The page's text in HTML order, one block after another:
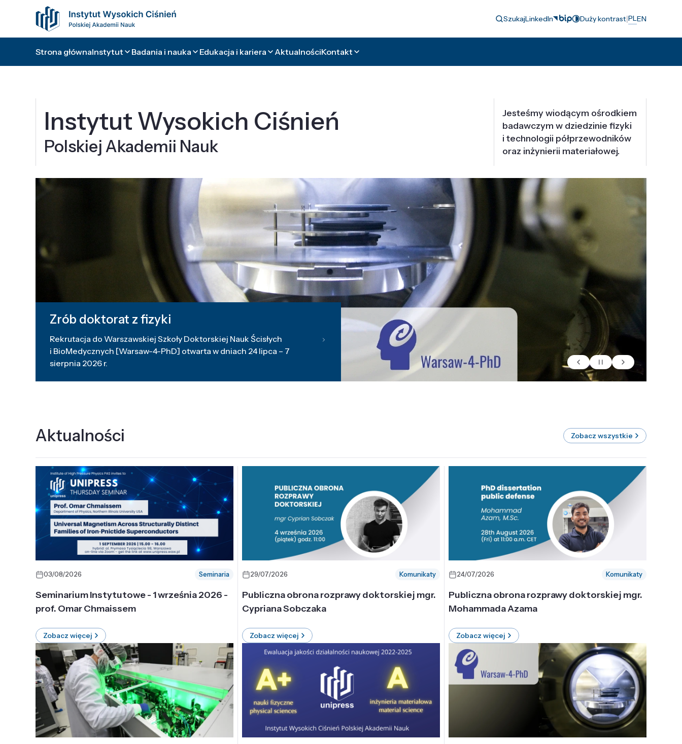
SzukajLinkedIn Duży kontrast|PLEN
Strona głównaInstytut Badania i nauka Edukacja i kariera AktualnościKontakt
Instytut Wysokich Ciśnień
Polskiej Akademii Nauk
Jesteśmy wiodącym ośrodkiem
badawczym w dziedzinie fizyki
i technologii półprzewodników
oraz inżynierii materiałowej.
Zrób doktorat z fizyki
Rekrutacja do Warszawskiej Szkoły Doktorskiej Nauk Ścisłych
i BioMedycznych [Warsaw-4-PhD] otwarta w dniach 24 lipca – 7
sierpnia 2026 r.
Aktualności Zobacz wszystkie
03/08/2026 Seminaria
Seminarium Instytutowe - 1 września 2026 -
prof. Omar Chmaissem
Zobacz więcej
29/07/2026 Komunikaty
Publiczna obrona rozprawy doktorskiej mgr.
Cypriana Sobczaka
Zobacz więcej
24/07/2026 Komunikaty
Publiczna obrona rozprawy doktorskiej mgr.
Mohammada Azama
Zobacz więcej